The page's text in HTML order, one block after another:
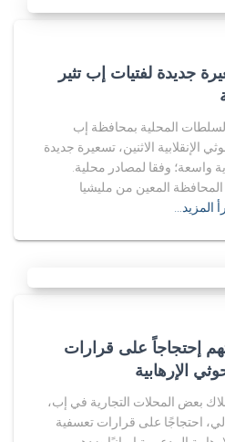
جديدة لفتيات إب تثير
المحلية بمحافظة إب
الإنقلابية الاثنين، تسعيرة جديدة
واسعة؛ وفقا لمصادر محلية.
المعين من مليشيا
المزيد…
إحتجاجاً على قرارات
الإرهابية
بعض المحلات التجارية في إب،
احتجاجًا على قرارات تعسفية